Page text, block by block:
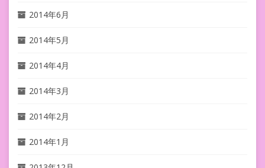
2014年6月
2014年5月
2014年4月
2014年3月
2014年2月
2014年1月